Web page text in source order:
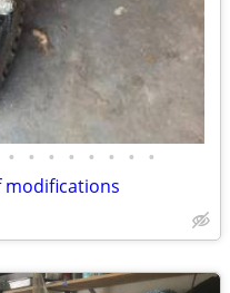
• • • • • • • •
modifications